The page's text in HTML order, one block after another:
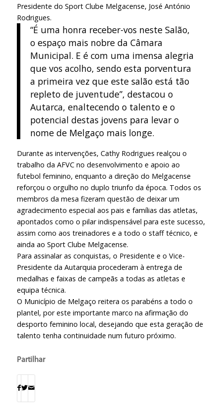
Presidente do Sport Clube Melgacense, José António
Rodrigues.
“É uma honra receber-vos neste Salão,
o espaço mais nobre da Câmara
Municipal. E é com uma imensa alegria
que vos acolho, sendo esta porventura
a primeira vez que este salão está tão
repleto de juventude”, destacou o
Autarca, enaltecendo o talento e o
potencial destas jovens para levar o
nome de Melgaço mais longe.
Durante as intervenções, Cathy Rodrigues realçou o
trabalho da AFVC no desenvolvimento e apoio ao
futebol feminino, enquanto a direção do Melgacense
reforçou o orgulho no duplo triunfo da época. Todos os
membros da mesa fizeram questão de deixar um
agradecimento especial aos pais e famílias das atletas,
apontados como o pilar indispensável para este sucesso,
assim como aos treinadores e a todo o stafftécnico, e
ainda ao Sport Clube Melgacense.
Para assinalar as conquistas, o Presidente e o Vice-
Presidente da Autarquia procederam à entrega de
medalhas e faixas de campeãs a todas as atletas e
equipa técnica.
O Município de Melgaço reitera os parabéns a todo o
plantel, por este importante marco na afirmação do
desporto feminino local, desejando que esta geração de
talento tenha continuidade num futuro próximo.
Partilhar